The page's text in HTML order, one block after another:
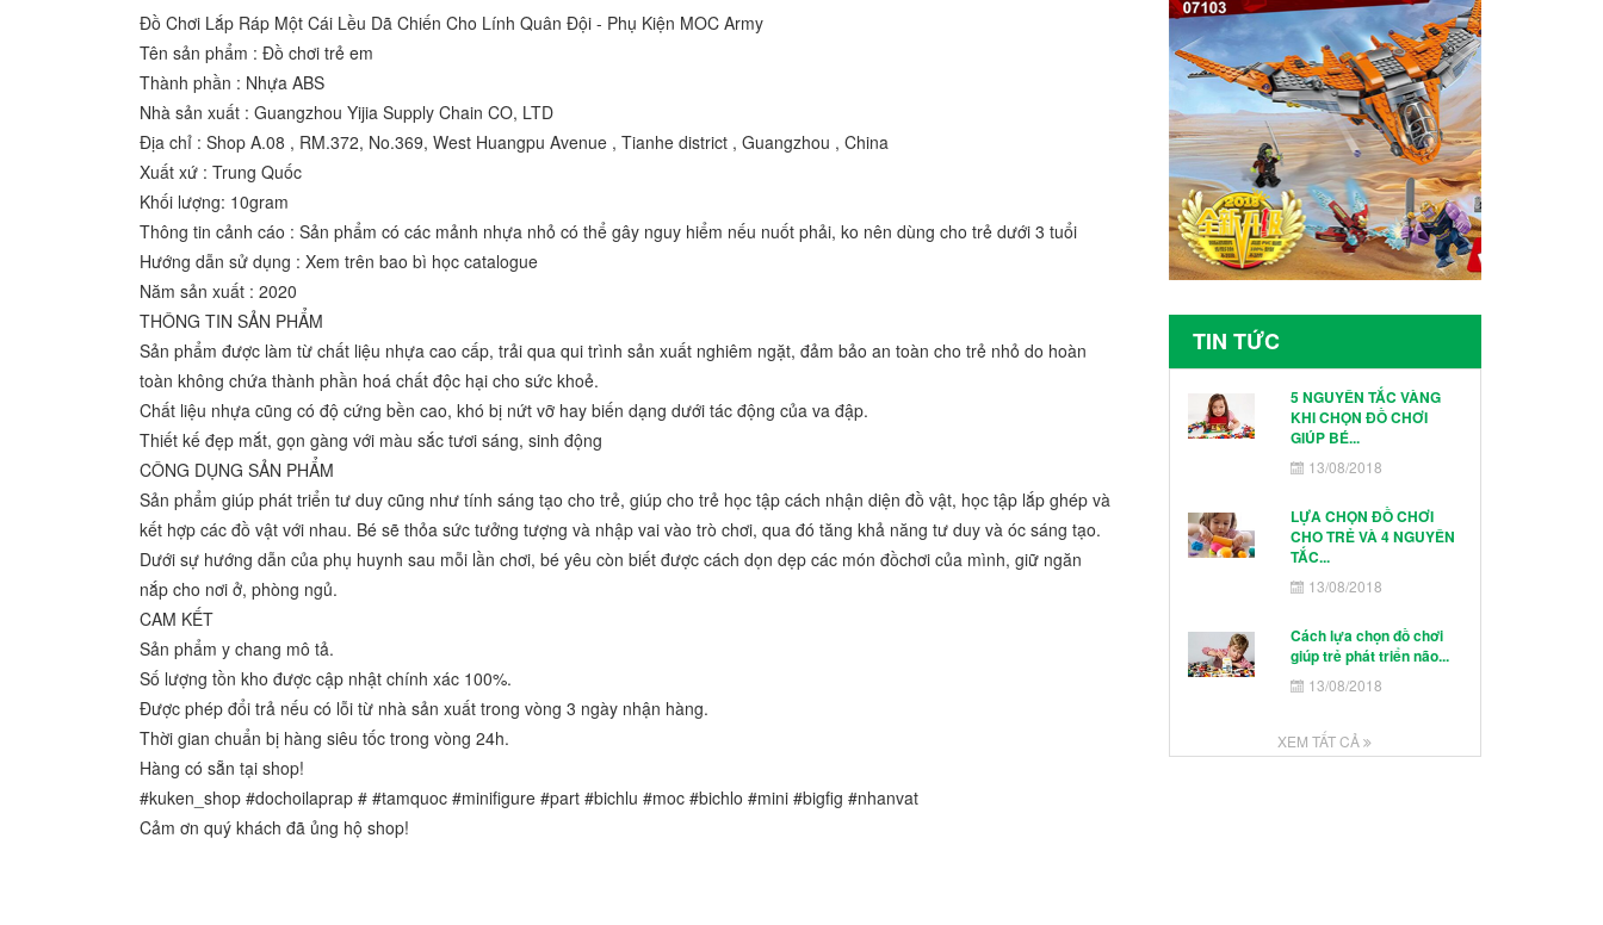
Đồ Chơi Lắp Ráp Một Cái Lều Dã Chiến Cho Lính Quân Đội - Phụ Kiện MOC Army
Tên sản phẩm : Đồ chơi trẻ em
Thành phần : Nhựa ABS
Nhà sản xuất : Guangzhou Yijia Supply Chain CO, LTD
Địa chỉ : Shop A.08 , RM.372, No.369, West Huangpu Avenue , Tianhe district , Guangzhou , China
Xuất xứ : Trung Quốc
Khối lượng: 10gram
Thông tin cảnh cáo : Sản phẩm có các mảnh nhựa nhỏ có thể gây nguy hiểm nếu nuốt phải, ko nên dùng cho trẻ dưới 3 tuổi
Hướng dẫn sử dụng : Xem trên bao bì học catalogue
Năm sản xuất : 2020
THÔNG TIN SẢN PHẨM
Sản phẩm được làm từ chất liệu nhựa cao cấp, trải qua qui trình sản xuất nghiêm ngặt, đảm bảo an toàn cho trẻ nhỏ do hoàn
toàn không chứa thành phần hoá chất độc hại cho sức khoẻ.
Chất liệu nhựa cũng có độ cứng bền cao, khó bị nứt vỡ hay biến dạng dưới tác động của va đập.
Thiết kế đẹp mắt, gọn gàng với màu sắc tươi sáng, sinh động
CÔNG DỤNG SẢN PHẨM
Sản phẩm giúp phát triển tư duy cũng như tính sáng tạo cho trẻ, giúp cho trẻ học tập cách nhận diện đồ vật, học tập lắp ghép và
kết hợp các đồ vật với nhau. Bé sẽ thỏa sức tưởng tượng và nhập vai vào trò chơi, qua đó tăng khả năng tư duy và óc sáng tạo.
Dưới sự hướng dẫn của phụ huynh sau mỗi lần chơi, bé yêu còn biết được cách dọn dẹp các món đồchơi của mình, giữ ngăn
nắp cho nơi ở, phòng ngủ.
CAM KẾT
Sản phẩm y chang mô tả.
Số lượng tồn kho được cập nhật chính xác 100%.
Được phép đổi trả nếu có lỗi từ nhà sản xuất trong vòng 3 ngày nhận hàng.
Thời gian chuẩn bị hàng siêu tốc trong vòng 24h.
Hàng có sẵn tại shop!
#kuken_shop #dochoilaprap # #tamquoc #minifigure #part #bichlu #moc #bichlo #mini #bigfig #nhanvat
Cảm ơn quý khách đã ủng hộ shop!
TIN TỨC
5 NGUYÊN TẮC VÀNG
KHI CHỌN ĐỒ CHƠI
GIÚP BÉ...
13/08/2018
LỰA CHỌN ĐỒ CHƠI
CHO TRẺ VÀ 4 NGUYÊN
TẮC...
13/08/2018
Cách lựa chọn đồ chơi
giúp trẻ phát triển não...
13/08/2018
XEM TẤT CẢ